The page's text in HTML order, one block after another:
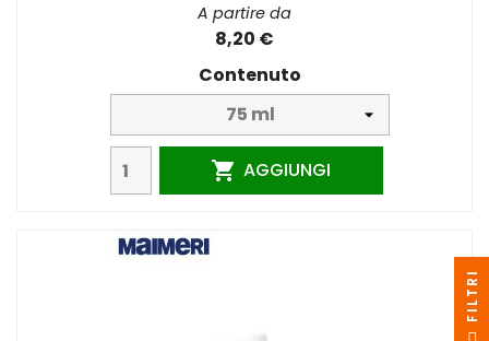
A partire da
8,20 €
Contenuto
 AGGIUNGI
I